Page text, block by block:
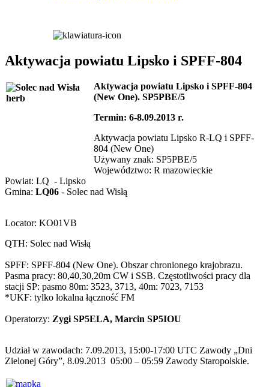
Aktywacja powiatu Lipsko i SPFF-804
Aktywacja powiatu Lipsko i SPFF-804
(New One). SP5PBE/5
Termin: 6-8.09.2013 r.
Aktywacja powiatu Lipsko R-LQ i SPFF-
804 (New One)
Używany znak: SP5PBE/5
Województwo: R mazowieckie
Powiat: LQ - Lipsko
Gmina: LQ06 - Solec nad Wisłą
Locator: KO01VB
QTH: Solec nad Wisłą
SPFF: SPFF-804 (New One). Obszar chronionego krajobrazu.
Pasma pracy: 80,40,30,20m CW i SSB. Częstotliwości pracy dla
stacji SP: pasmo 80m: 3523, 3713, 40m: 7023, 7153
*UKF: tylko lokalna łączność FM
Operatorzy: Zygi SP5ELA, Marcin SP5IOU
Udział w zawodach: 7.09.2013, 15:00-17:00 UTC Zawody „Dni
Zielonej Góry”, 8.09.2013 05:00 – 05:59 Zawody Staropolskie.